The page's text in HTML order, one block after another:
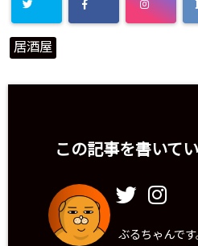
居酒屋
この記事を書いて
ぶるちゃんで